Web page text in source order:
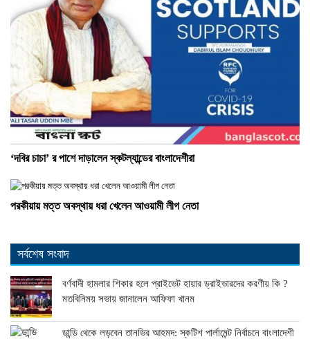
‘দবির চাচা’ র পাশে দাড়ালেন স্কটল্যান্ডের বাংলাদেশীরা
পরকীয়ায় মত্ত অবস্থায় ধরা খেলেন আওয়ামী লীগ নেতা
সর্বশেষ সংবাদ
বর্ণবাদী হামলার শিকার হলে প্রাইভেট হায়ার ড্রাইভারদের করণীয় কি ?
মতবিনিময় সভায় জানালেন আফিফা খানম
ডান্ডি থেকে লড়বেন তানভির আহমদ: স্কটিশ পার্লামেন্ট নির্বাচনে বাংলাদেশী